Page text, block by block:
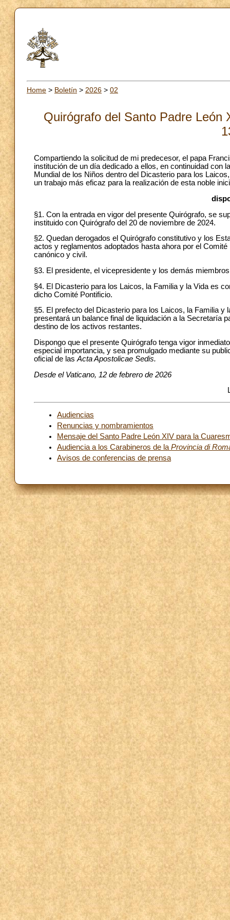
Home > Boletín > 2026 > 02
Quirógrafo del Santo Padre León
Compartiendo la solicitud de mi predecesor, el papa
institución de un día dedicado a ellos, en continuidad con
Mundial de los Niños dentro del Dicasterio para los
un trabajo más eficaz para la realización de esta noble
§1. Con la entrada en vigor del presente Quirógrafo, se
instituido con Quirógrafo del 20 de noviembre de 2024.
§2. Quedan derogados el Quirógrafo constitutivo y los
actos y reglamentos adoptados hasta ahora por el
canónico y civil.
§3. El presidente, el vicepresidente y los demás
§4. El Dicasterio para los Laicos, la Familia y la Vida es
dicho Comité Pontificio.
§5. El prefecto del Dicasterio para los Laicos, la Familia
presentará un balance final de liquidación a la Secretaría
destino de los activos restantes.
Dispongo que el presente Quirógrafo tenga vigor
especial importancia, y sea promulgado mediante su
oficial de las Acta Apostolicae Sedis.
Desde el Vaticano, 12 de febrero de 2026
Audiencias
Renuncias y nombramientos
Mensaje del Santo Padre León XIV para la
Audiencia a los Carabineros de la Provincia di
Avisos de conferencias de prensa